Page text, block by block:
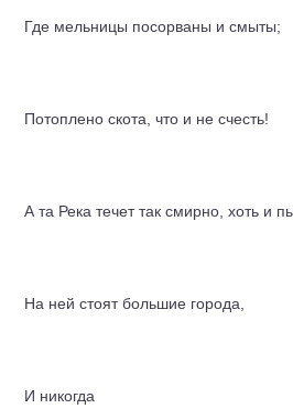
Где мельницы посорваны и смыты;
Потоплено скота, что и не счесть!
А та Река течет так смирно, хоть и
На ней стоят большие города,
И никогда